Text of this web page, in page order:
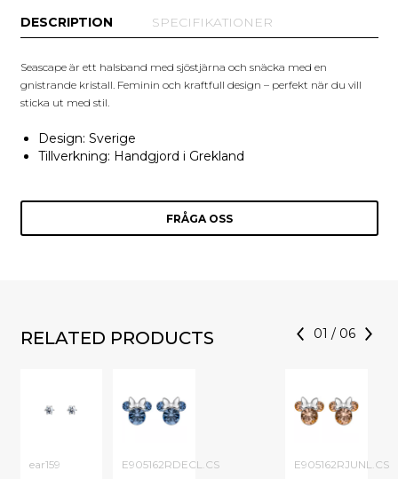
DESCRIPTION SPECIFIKATIONER
Seascape är ett halsband med sjöstjärna och snäcka med en
gnistrande kristall. Feminin och kraftfull design – perfekt när du vill
sticka ut med stil.
Design: Sverige
Tillverkning: Handgjord i Grekland
FRÅGA OSS
RELATED PRODUCTS 01 / 06
ear159 E905162RJUNL.CS
E905162RDECL.CS